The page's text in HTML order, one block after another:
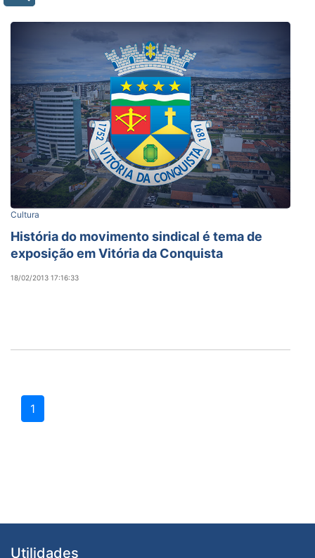
Cultura
História do movimento sindical é tema de
exposição em Vitória da Conquista
18/02/2013 17:16:33
1
Utilidades